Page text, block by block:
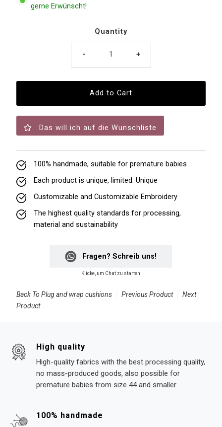
gerne Erwünscht!
Quantity
- +
Das will ich auf die Wunschliste
100% handmade, suitable for premature babies
Each product is unique, limited. Unique
Customizable and Customizable Embroidery
The highest quality standards for processing,
material and sustainability
Fragen? Schreib uns!
Klicke, um Chat zu starten
Back ToPlug and wrap cushions Previous Product
Next
Product
High quality
High-quality fabrics with the best processing quality,
no mass-produced goods, also possible for
premature babies from size 44 and smaller.
100% handmade